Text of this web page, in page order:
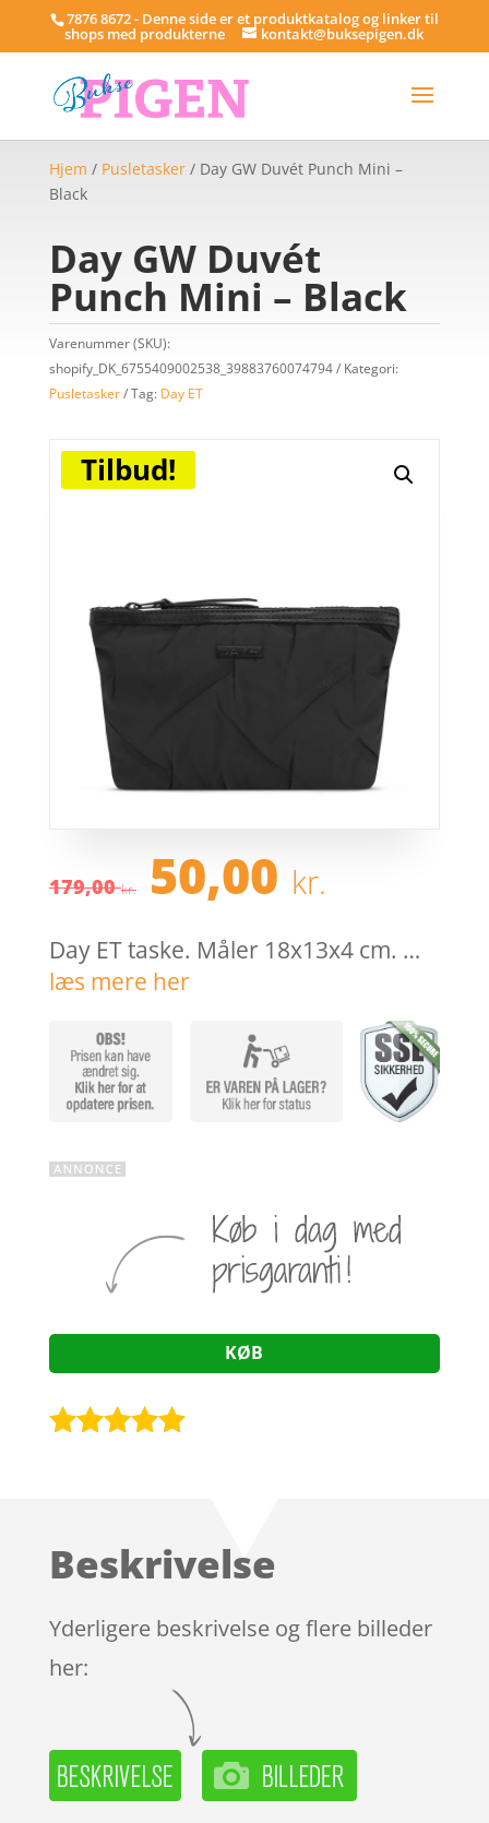
7876 8672 - Denne side er et produktkatalog og linker til
shops med produkterne kontakt@buksepigen.dk
Hjem / Pusletasker/ Day GW Duvét Punch Mini –
Black
Day GW Duvét
Punch Mini – Black
Varenummer (SKU):
shopify_DK_6755409002538_39883760074794
Kategori:
Pusletasker
Tag: Day ET
Tilbud!
179,00kr. Den
oprindelige
pris
var:
179,00 kr..
50,00 kr.
pris
er:
50,00
Day ET taske. Måler 18x13x4 cm. …
læs mere her
KØB
kundebedø
Beskrivelse
Yderligere beskrivelse og flere billeder
her: